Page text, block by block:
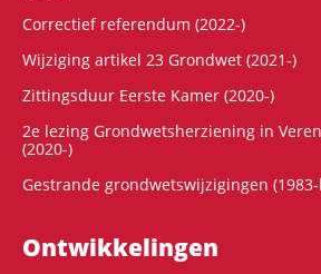
Correctief referendum (2022-)
Wijziging artikel 23 Grondwet (2021-)
Zittingsduur Eerste Kamer (2020-)
2e lezing Grondwetsherziening in
(2020-)
Gestrande grondwetswijzigingen
Ontwikke­lingen